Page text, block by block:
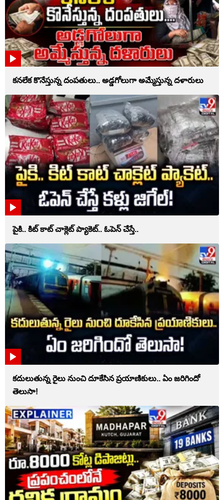
కనలేక కొనేస్తున్న దంపతులు.. అడ్డగోలుగా అమ్మేస్తున్న దళారులు
పైకి.. కిట్‌ కాట్‌ చాక్లెట్ ప్యాకెట్‌.. ఓపెన్‌ చేస్తే..
కదులుతున్న రైలు నుంచి దూకేసిన ప్రయాణికులు.. ఏం జరిగిందో
తెలుసా!